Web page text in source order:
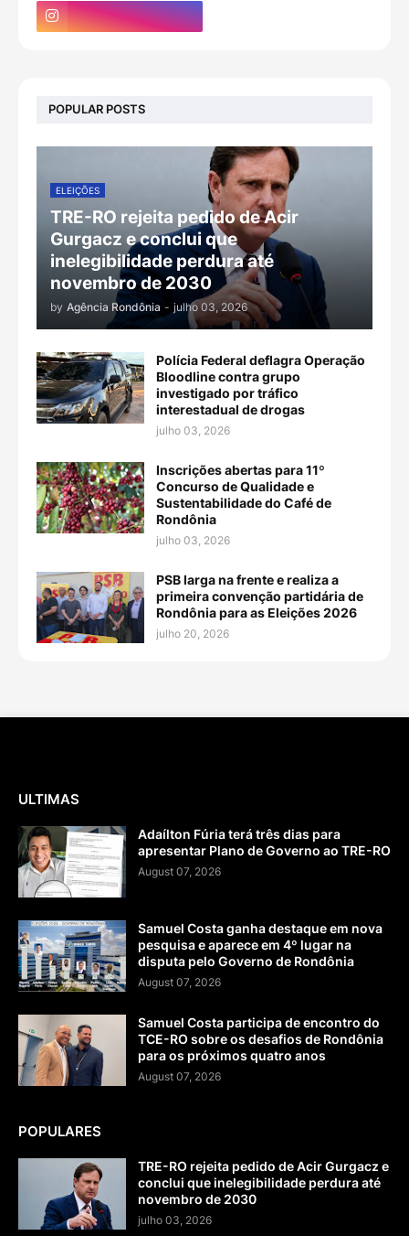
POPULAR POSTS
ELEIÇÕES
TRE-RO rejeita pedido de Acir
Gurgacz e conclui que
inelegibilidade perdura até
novembro de 2030
by Agência Rondônia - julho 03, 2026
Polícia Federal deflagra Operação
Bloodline contra grupo
investigado por tráfico
interestadual de drogas
julho 03, 2026
Inscrições abertas para 11º
Concurso de Qualidade e
Sustentabilidade do Café de
Rondônia
julho 03, 2026
PSB larga na frente e realiza a
primeira convenção partidária de
Rondônia para as Eleições 2026
julho 20, 2026
ULTIMAS
Adaílton Fúria terá três dias para
apresentar Plano de Governo ao TRE-RO
August 07, 2026
Samuel Costa ganha destaque em nova
pesquisa e aparece em 4º lugar na
disputa pelo Governo de Rondônia
August 07, 2026
Samuel Costa participa de encontro do
TCE-RO sobre os desafios de Rondônia
para os próximos quatro anos
August 07, 2026
POPULARES
TRE-RO rejeita pedido de Acir Gurgacz e
conclui que inelegibilidade perdura até
novembro de 2030
julho 03, 2026